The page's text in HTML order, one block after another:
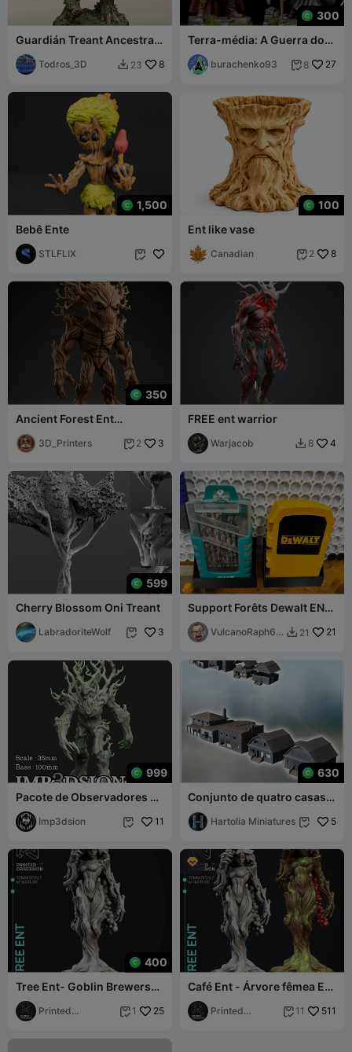
Guardián Treant Ancestral
del Bosque
Todros_3D  23 8
300
Terra-média: A Guerra do
Anel. Miniaturas de O
Senhor dos Anéis
burachenko93  8 27
1,500
Bebê Ente
STLFLIX 
100
Ent like vase
Canadian  2 8
350
Ancient Forest Ent
Guardian Stylized Fantasy
Tree Creature
3D_Printers  2 3
FREE ent warrior
Warjacob  8 4
599
Cherry Blossom Oni Treant
LabradoriteWolf  3
Support Forêts Dewalt ENT
Multiboard
VulcanoRaph68  21 21
999
Pacote de Observadores de
Árvores 3 unidades
Imp3dsion  11
630
Conjunto de quatro casas
modernas com chaminé,
paredes de tijolo e entrada
Hartolia Miniatures  5
400
Tree Ent- Goblin Brewers-
Suportado - Ilustrado e
com estatísticas
Printed
 1 25

Café Ent - Árvore fêmea Ent
- Poções de Goblin
Printed
 11 511